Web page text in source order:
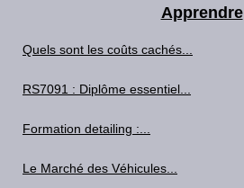
Apprendre
Quels sont les coûts cachés...
RS7091 : Diplôme essentiel...
Formation detailing :...
Le Marché des Véhicules...